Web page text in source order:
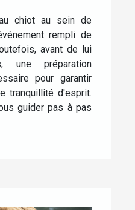
chiot au sein de
rempli de
avant de lui
une préparation
pour garantir
tranquillité d'esprit.
guider pas à pas